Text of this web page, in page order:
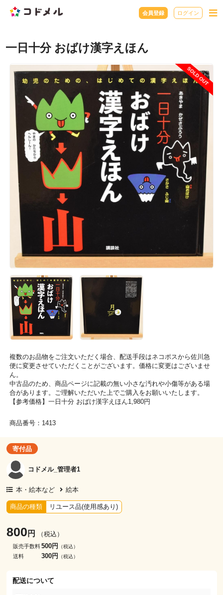
会員登録 ログイン
一日十分 おばけ漢字えほん
SOLD OUT
複数のお品物をご注文いただく場合、配送手段はネコポスから佐川急
便に変更させていただくことがございます。価格に変更はございませ
ん。
中古品のため、商品ページに記載の無い小さな汚れや小傷等がある場
合があります。ご理解いただいた上でご購入をお願いいたします。
【参考価格】一日十分 おばけ漢字えほん1,980円
商品番号：1413
寄付品
コドメル_管理者1
本・絵本など 絵本
商品の種類 リユース品(使用感あり)
800 円 （税込）
販売手数料500円 （税込）
送料 300円 （税込）
配送について